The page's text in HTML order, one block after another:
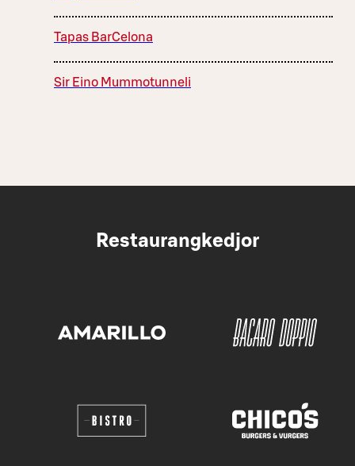
Tapas BarCelona
Sir Eino Mummotunneli
Restaurangkedjor